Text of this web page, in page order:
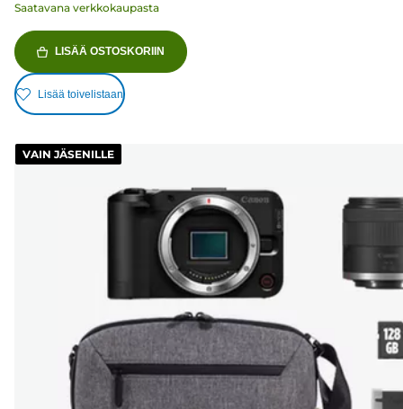
Saatavana verkkokaupasta
LISÄÄ OSTOSKORIIN
Lisää toivelistaan
VAIN JÄSENILLE